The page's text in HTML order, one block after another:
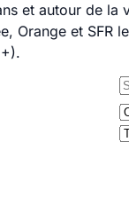
et autour de
Orange et